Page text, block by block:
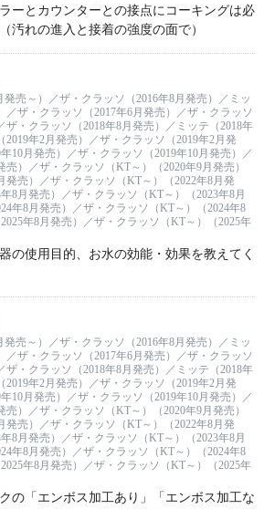
ーとカウンターとの接点にコーキングは必
汚れの進入と接着の強度の面で）
発売～）／ザ・クラッソ（2016年8月発売）／ミッ
／ザ・クラッソ（2017年6月発売）／ザ・クラッソ
ザ・クラッソ（2018年8月発売）／ミッテ（2018年
2019年2月発売）／ザ・クラッソ（2019年2月発
10月発売）／ザ・クラッソ（2019年10月発売）／
売）／ザ・クラッソ（KT～）（2020年9月発売）
発売）／ザ・クラッソ（KT～）（2022年8月発
8月発売）／ザ・クラッソ（KT～）（2023年8月
年8月発売）／ザ・クラッソ（KT～）（2024年8
年8月発売）／ザ・クラッソ（KT～）（2025年
の使用目的、お水の効能・効果を教えてく
発売～）／ザ・クラッソ（2016年8月発売）／ミッ
／ザ・クラッソ（2017年6月発売）／ザ・クラッソ
ザ・クラッソ（2018年8月発売）／ミッテ（2018年
2019年2月発売）／ザ・クラッソ（2019年2月発
10月発売）／ザ・クラッソ（2019年10月発売）／
売）／ザ・クラッソ（KT～）（2020年9月発売）
発売）／ザ・クラッソ（KT～）（2022年8月発
8月発売）／ザ・クラッソ（KT～）（2023年8月
年8月発売）／ザ・クラッソ（KT～）（2024年8
年8月発売）／ザ・クラッソ（KT～）（2025年
の「エンボス加工あり」「エンボス加工な